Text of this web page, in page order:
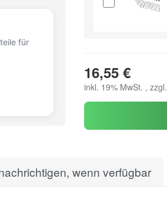
für
16,55 €
inkl. 19% MwSt. , zzgl.
wenn verfügbar